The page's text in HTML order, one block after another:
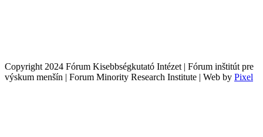
Copyright 2024 Fórum Kisebbségkutató Intézet | Fórum inštitút pre
výskum menšín | Forum Minority Research Institute | Web by Pixel